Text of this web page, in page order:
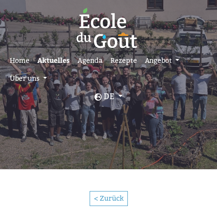
Home Aktuelles Agenda Rezepte Angebot
Über uns
DE
< Zurück